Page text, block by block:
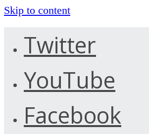
Skip to content
Twitter
YouTube
Facebook